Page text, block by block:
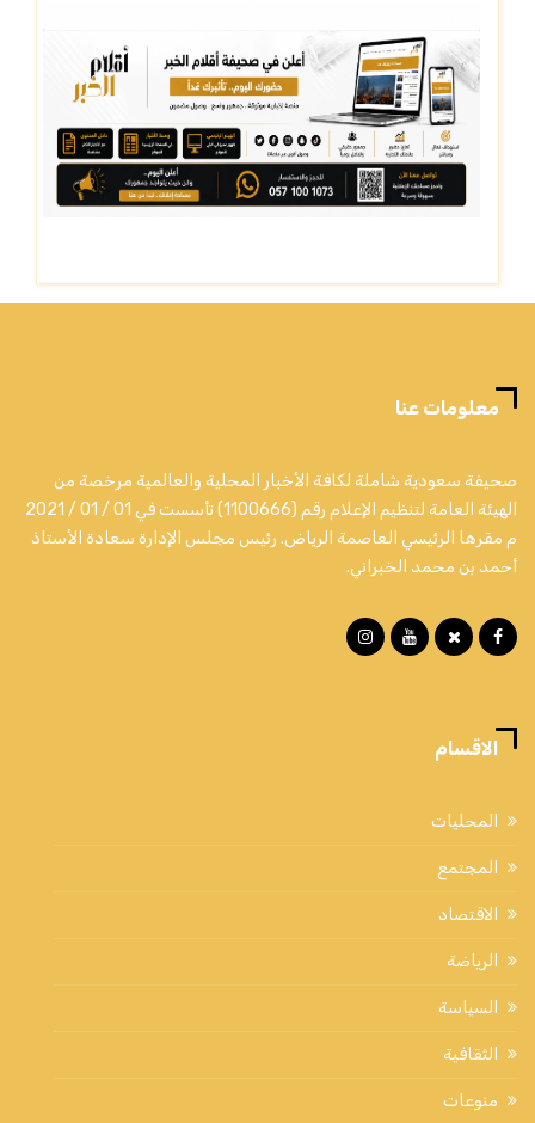
معلومات عنا
صحيفة سعودية شاملة لكافة الأخبار المحلية والعالمية مرخصة من
الهيئة العامة لتنظيم الإعلام رقم (1100666) تأسست في 01 / 01 / 2021
م مقرها الرئيسي العاصمة الرياض. رئيس مجلس الإدارة سعادة الأستاذ
أحمد بن محمد الخبراني.
الاقسام
المحليات
المجتمع
الاقتصاد
الرياضة
السياسة
الثقافية
منوعات